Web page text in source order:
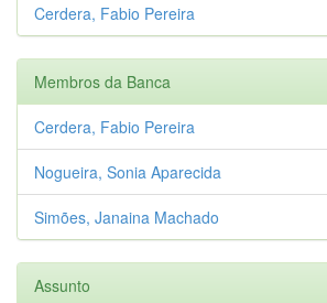
Cerdera, Fabio Pereira
Membros da Banca
Cerdera, Fabio Pereira
Nogueira, Sonia Aparecida
Simões, Janaina Machado
Assunto